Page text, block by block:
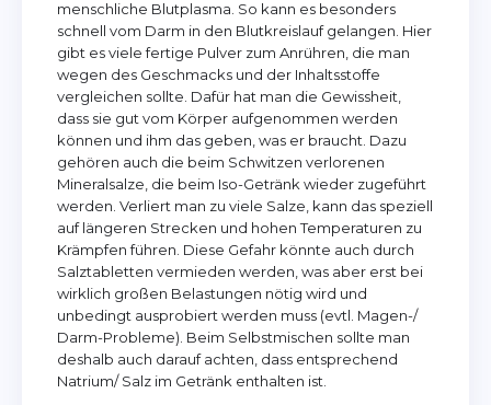
menschliche Blutplasma. So kann es besonders
schnell vom Darm in den Blutkreislauf gelangen. Hier
gibt es viele fertige Pulver zum Anrühren, die man
wegen des Geschmacks und der Inhaltsstoffe
vergleichen sollte. Dafür hat man die Gewissheit,
dass sie gut vom Körper aufgenommen werden
können und ihm das geben, was er braucht. Dazu
gehören auch die beim Schwitzen verlorenen
Mineralsalze, die beim Iso-Getränk wieder zugeführt
werden. Verliert man zu viele Salze, kann das speziell
auf längeren Strecken und hohen Temperaturen zu
Krämpfen führen. Diese Gefahr könnte auch durch
Salztabletten vermieden werden, was aber erst bei
wirklich großen Belastungen nötig wird und
unbedingt ausprobiert werden muss (evtl. Magen-/
Darm-Probleme). Beim Selbstmischen sollte man
deshalb auch darauf achten, dass entsprechend
Natrium/ Salz im Getränk enthalten ist.